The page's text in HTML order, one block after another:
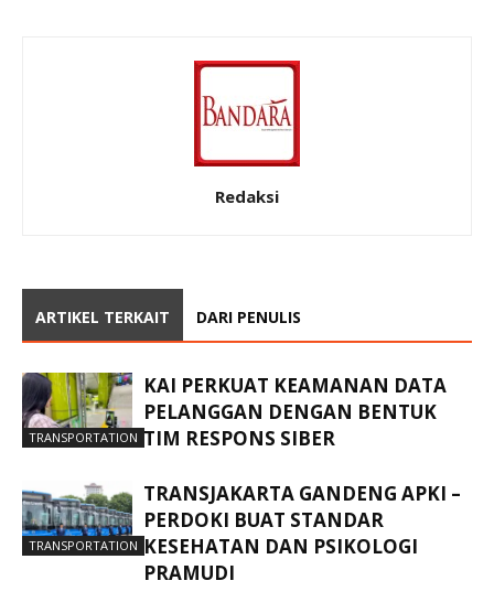
Redaksi
ARTIKEL TERKAIT DARI PENULIS
TRANSPORTATION
KAI PERKUAT KEAMANAN DATA
PELANGGAN DENGAN BENTUK
TIM RESPONS SIBER
TRANSPORTATION
TRANSJAKARTA GANDENG APKI –
PERDOKI BUAT STANDAR
KESEHATAN DAN PSIKOLOGI
PRAMUDI